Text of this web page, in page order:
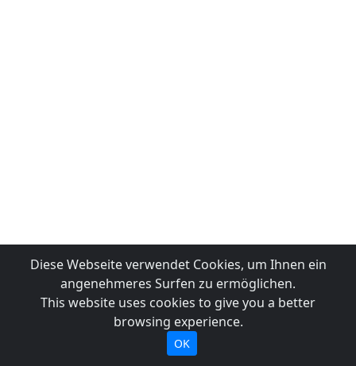
Diese Webseite verwendet Cookies, um Ihnen ein
angenehmeres Surfen zu ermöglichen.
This website uses cookies to give you a better
browsing experience.
OK